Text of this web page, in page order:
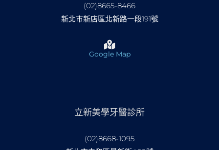
(02)8665-8466
新北市新店區北新路一段191號
Google Map
立新美學牙醫診所
(02)8668-1095